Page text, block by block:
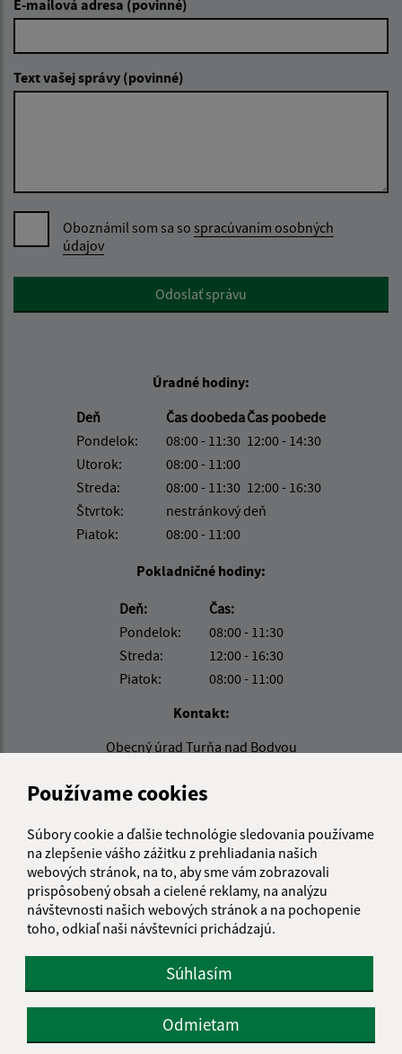
Používame cookies
Súbory cookie a ďalšie technológie sledovania používame
na zlepšenie vášho zážitku z prehliadania našich
webových stránok, na to, aby sme vám zobrazovali
prispôsobený obsah a cielené reklamy, na analýzu
návštevnosti našich webových stránok a na pochopenie
toho, odkiaľ naši návštevníci prichádzajú.
Súhlasím
Odmietam
E-mailová adresa (povinné)
Text vašej správy (povinné)
Oboznámil som sa so spracúvaním osobných
údajov
Google reCaptcha ResponseOdoslať správu
Úradné hodiny:
Deň
Čas doobedaČas poobede
Pondelok:
08:00 - 11:30 12:00 - 14:30
Utorok:
08:00 - 11:00
Streda:
08:00 - 11:30 12:00 - 16:30
Štvrtok:
nestránkový deň
Piatok:
08:00 - 11:00
Pokladničné hodiny:
Deň:
Čas:
Pondelok:
08:00 - 11:30
Streda:
12:00 - 16:30
Piatok:
08:00 - 11:00
Kontakt:
Obecný úrad Turňa nad Bodvou
044 02 Turňa nad Bodvou
turna@turnanadbodvou.sk
+421 55 466 21 01
IČO: 00691313